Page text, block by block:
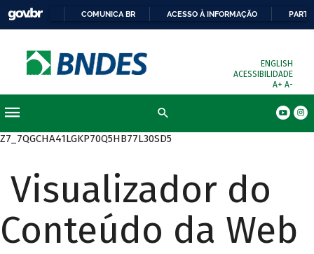
COMUNICA BR ACESSO À INFORMAÇÃO
ENGLISH
ACESSIBILIDADE
A+ A-
Z7_7QGCHA41LGKP70Q5HB77L30SD5
Visualizador do
Conteúdo da Web